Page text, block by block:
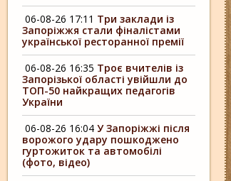
06-08-26 17:11 Три заклади із
Запоріжжя стали фіналістами
української ресторанної премії
06-08-26 16:35 Троє вчителів із
Запорізької області увійшли до
ТОП-50 найкращих педагогів
України
06-08-26 16:04 У Запоріжжі після
ворожого удару пошкоджено
гуртожиток та автомобілі
(фото, відео)